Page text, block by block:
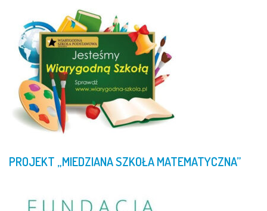
PROJEKT „MIEDZIANASZKOŁAMATEMATYCZNA”